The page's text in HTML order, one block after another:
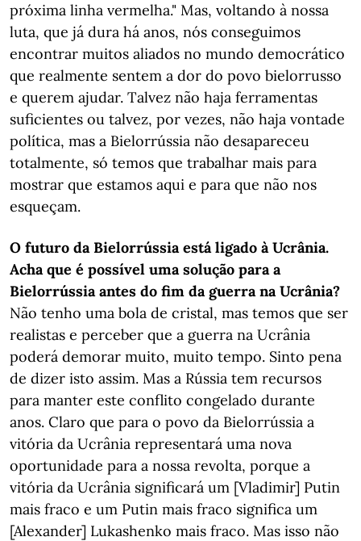
próxima linha vermelha." Mas, voltando à nossa
luta, que já dura há anos, nós conseguimos
encontrar muitos aliados no mundo democrático
que realmente sentem a dor do povo bielorrusso
e querem ajudar. Talvez não haja ferramentas
suficientes ou talvez, por vezes, não haja vontade
política, mas a Bielorrússia não desapareceu
totalmente, só temos que trabalhar mais para
mostrar que estamos aqui e para que não nos
esqueçam.
O futuro da Bielorrússia está ligado à Ucrânia.
Acha que é possível uma solução para a
Bielorrússia antes do fim da guerra na Ucrânia?
Não tenho uma bola de cristal, mas temos que ser
realistas e perceber que a guerra na Ucrânia
poderá demorar muito, muito tempo. Sinto pena
de dizer isto assim. Mas a Rússia tem recursos
para manter este conflito congelado durante
anos. Claro que para o povo da Bielorrússia a
vitória da Ucrânia representará uma nova
oportunidade para a nossa revolta, porque a
vitória da Ucrânia significará um [Vladimir] Putin
mais fraco e um Putin mais fraco significa um
[Alexander] Lukashenko mais fraco. Mas isso não